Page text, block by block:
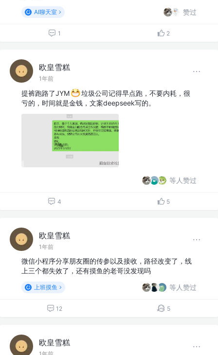
AI聊天室 赞过
1 2
欧皇雪糕
1年前
提裤跑路了JYM
垃圾公司记得早点跑，不要内耗，很
亏的，时间就是金钱，文案deepseek写的。
等人赞过
4 5
欧皇雪糕
1年前
微信小程序分享朋友圈的传参以及接收，路径改变了，线
上三个都失效了，还有摸鱼的老哥没发现吗
上班摸鱼 等人赞过
12 5
欧皇雪糕